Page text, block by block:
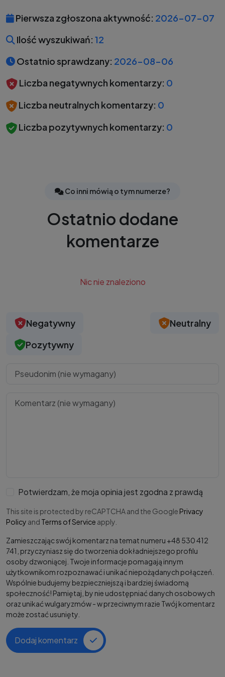
Pierwsza zgłoszona aktywność: 2026-07-07
Ilość wyszukiwań: 12
Ostatnio sprawdzany: 2026-08-06
Liczba negatywnych komentarzy: 0
Liczba neutralnych komentarzy: 0
Liczba pozytywnych komentarzy: 0
Co inni mówią o tym numerze?
Ostatnio dodane
komentarze
Nic nie znaleziono
Negatywny
Neutralny
Pozytywny
Potwierdzam, że moja opinia jest zgodna z prawdą
This site is protected by reCAPTCHA and the Google Privacy
Policy and Terms of Service apply.
Zamieszczając swój komentarz na temat numeru +48 530 412
741, przyczyniasz się do tworzenia dokładniejszego profilu
osoby dzwoniącej. Twoje informacje pomagają innym
użytkownikom rozpoznawać i unikać niepożądanych połączeń.
Wspólnie budujemy bezpieczniejszą i bardziej świadomą
społeczność! Pamiętaj, by nie udostępniać danych osobowych
oraz unikać wulgaryzmów - w przeciwnym razie Twój komentarz
może zostać usunięty.
Dodaj komentarz